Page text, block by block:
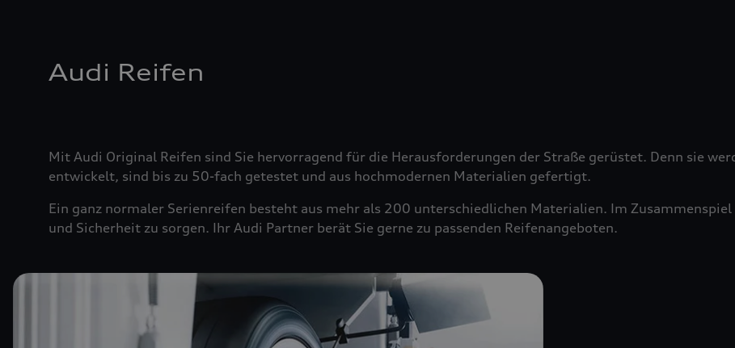
Audi Reifen
Mit Audi Original Reifen sind Sie hervorragend für die Herausforderungen der Straße gerüstet. Denn sie
entwickelt, sind bis zu 50-fach getestet und aus hochmodernen Materialien gefertigt.
Ein ganz normaler Serienreifen besteht aus mehr als 200 unterschiedlichen Materialien. Im
und Sicherheit zu sorgen. Ihr Audi Partner berät Sie gerne zu passenden Reifenangeboten.